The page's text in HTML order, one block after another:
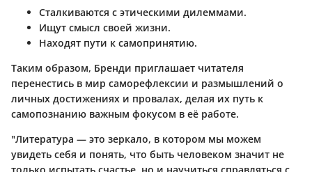
Сталкиваются с этическими дилеммами.
Ищут смысл своей жизни.
Находят пути к самопринятию.
Таким образом, Бренди приглашает читателя
перенестись в мир саморефлексии и размышлений о
личных достижениях и провалах, делая их путь к
самопознанию важным фокусом в её работе.
"Литература — это зеркало, в котором мы можем
увидеть себя и понять, что быть человеком значит не